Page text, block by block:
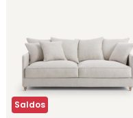
Saldos